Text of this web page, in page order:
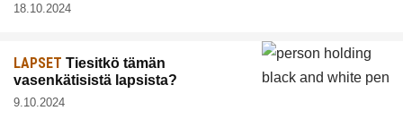
18.10.2024
LAPSET Tiesitkö tämän
vasenkätisistä lapsista?
9.10.2024